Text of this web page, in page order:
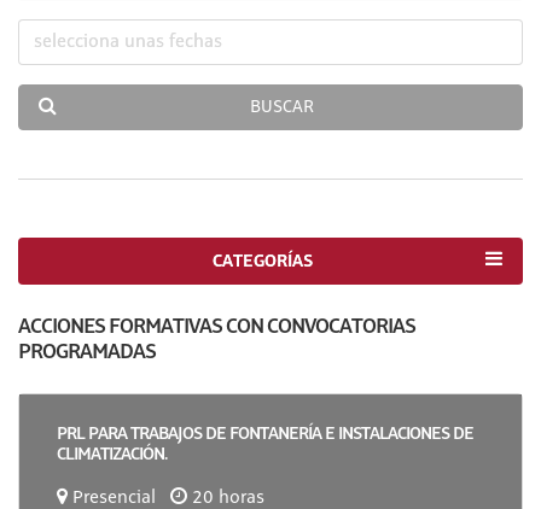
BUSCAR
CATEGORÍAS
ACCIONES FORMATIVAS CON CONVOCATORIAS
PROGRAMADAS
PRL PARA TRABAJOS DE FONTANERÍA E INSTALACIONES DE
CLIMATIZACIÓN.
Presencial 20 horas